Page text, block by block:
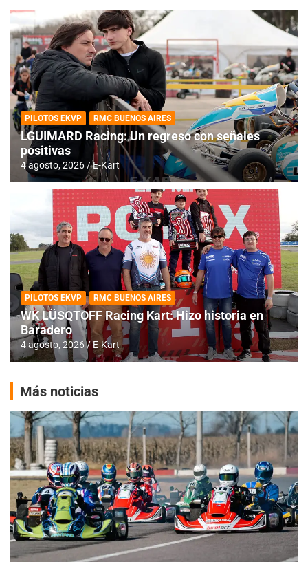
PILOTOS EKVP RMC BUENOS AIRES
LGUIMARD Racing: Un regreso con señales
positivas
4 agosto, 2026 E-Kart
PILOTOS EKVP RMC BUENOS AIRES
WK LÜSQTOFF Racing Kart: Hizo historia en
Baradero
4 agosto, 2026 E-Kart
Más noticias